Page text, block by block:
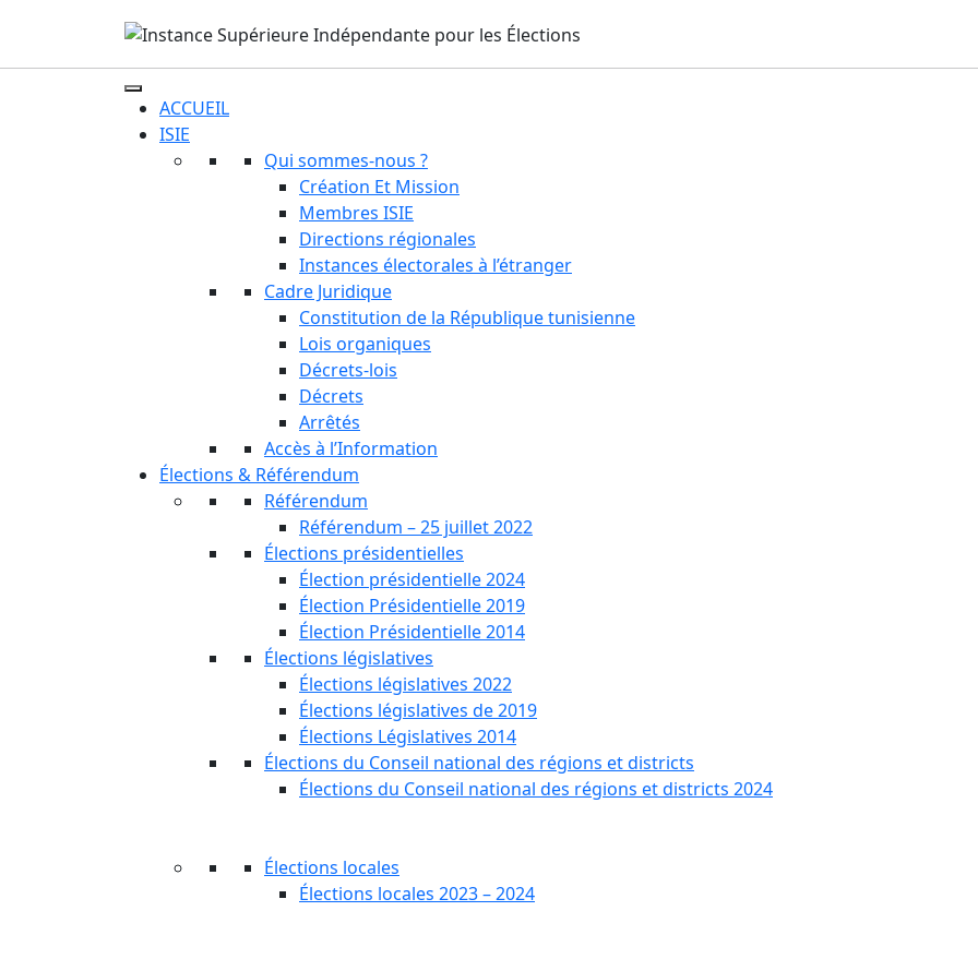
ACCUEIL
ISIE
Qui sommes-nous ?
Création Et Mission
Membres ISIE
Directions régionales
Instances électorales à l’étranger
Cadre Juridique
Constitution de la République tunisienne
Lois organiques
Décrets-lois
Décrets
Arrêtés
Accès à l’Information
Élections & Référendum
Référendum
Référendum – 25 juillet 2022
Élections présidentielles
Élection présidentielle 2024
Élection Présidentielle 2019
Élection Présidentielle 2014
Élections législatives
Élections législatives 2022
Élections législatives de 2019
Élections Législatives 2014
Élections du Conseil national des régions et districts
Élections du Conseil national des régions et districts 2024
Élections locales
Élections locales 2023 – 2024